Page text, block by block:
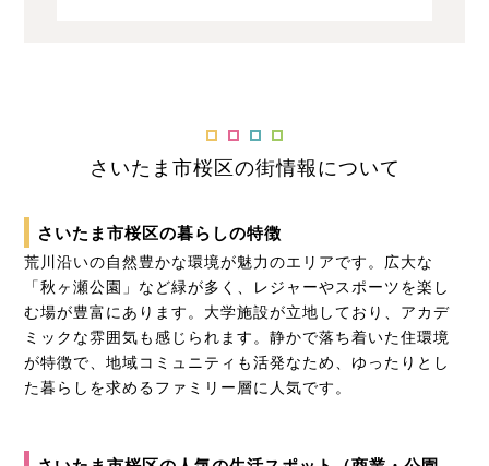
さいたま市桜区の街情報について
さいたま市桜区の暮らしの特徴
荒川沿いの自然豊かな環境が魅力のエリアです。広大な
「秋ヶ瀬公園」など緑が多く、レジャーやスポーツを楽し
む場が豊富にあります。大学施設が立地しており、アカデ
ミックな雰囲気も感じられます。静かで落ち着いた住環境
が特徴で、地域コミュニティも活発なため、ゆったりとし
た暮らしを求めるファミリー層に人気です。